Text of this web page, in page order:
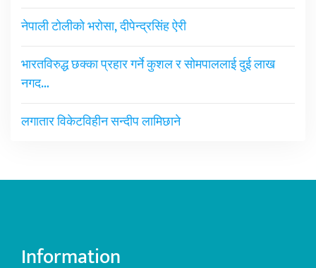
नेपाली टोलीको भरोसा, दीपेन्द्रसिंह ऐरी
भारतविरुद्ध छक्का प्रहार गर्ने कुशल र सोमपाललाई दुई लाख
नगद…
लगातार विकेटविहीन सन्दीप लामिछाने
Information